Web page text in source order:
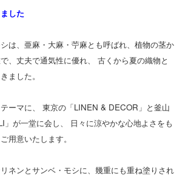
した
は、亜麻・大麻・苧麻とも呼ばれ、植物の茎か
、丈夫で通気性に優れ、 古くから夏の織物と
ました。
ーマに、 東京の「LINEN & DECOR」と釜山
」が一堂に会し、 日々に涼やかな心地よさをも
用意いたします。
ネンとサンベ・モシに、幾重にも重ね塗りされ